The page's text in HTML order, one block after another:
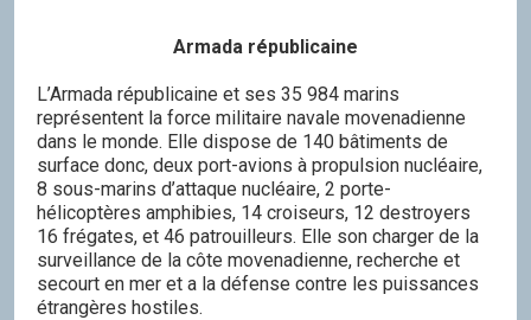
Armada républicaine
L’Armada républicaine et ses 35 984 marins
représentent la force militaire navale movenadienne
dans le monde. Elle dispose de 140 bâtiments de
surface donc, deux port-avions à propulsion nucléaire,
8 sous-marins d’attaque nucléaire, 2 porte-
hélicoptères amphibies, 14 croiseurs, 12 destroyers
16 frégates, et 46 patrouilleurs. Elle son charger de la
surveillance de la côte movenadienne, recherche et
secourt en mer et a la défense contre les puissances
étrangères hostiles.